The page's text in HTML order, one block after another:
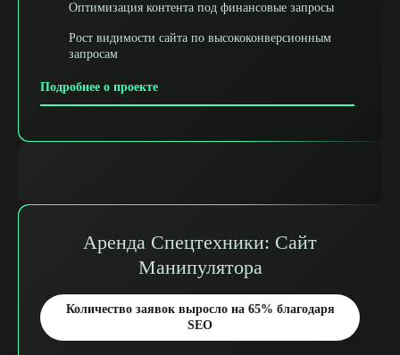
Оптимизация контента под финансовые запросы
Рост видимости сайта по высококонверсионным
запросам
Подробнее о проекте
Аренда Спецтехники: Сайт
Манипулятора
Количество заявок выросло на 65% благодаря
SEO